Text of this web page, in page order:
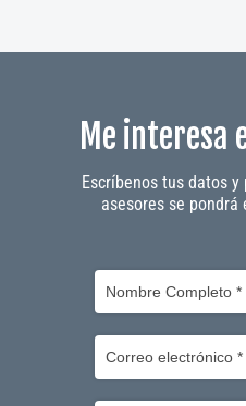
Me interesa
Escríbenos tus datos
asesores se